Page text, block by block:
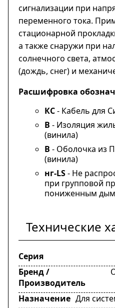
сигнализации при
переменного тока.
стационарной
а также снаружи при
солнечного света,
(дождь, снег) и
Расшифровка
КС- Кабель для
В - Изоляция
(винила)
В - Оболочка из
(винила)
нг-LS- Не
при групповой
пониженным
Технические
Серия
Бренд /
Производитель
Назначение Для